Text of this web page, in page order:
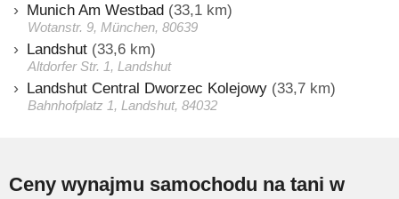
Munich Am Westbad (33,1 km)
Wotanstr. 9, München, 80639
Landshut (33,6 km)
Altdorfer Str. 1, Landshut
Landshut Central Dworzec Kolejowy (33,7 km)
Bahnhofplatz 1, Landshut, 84032
Ceny wynajmu samochodu na tani w